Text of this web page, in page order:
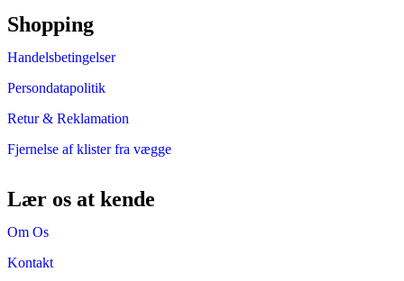
Shopping
Handelsbetingelser
Persondatapolitik
Retur & Reklamation
Fjernelse af klister fra vægge
Lær os at kende
Om Os
Kontakt